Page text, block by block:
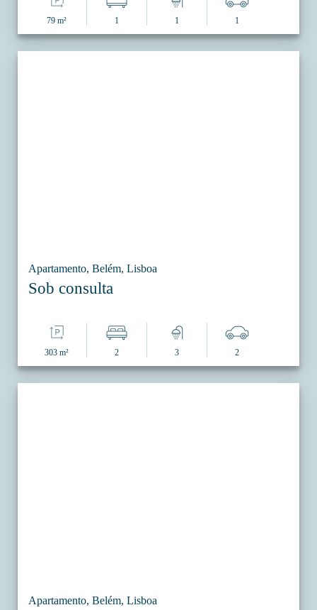
79 m² 1 1 1
Apartamento, Belém, Lisboa
Sob consulta
303 m² 2 3 2
Apartamento, Belém, Lisboa